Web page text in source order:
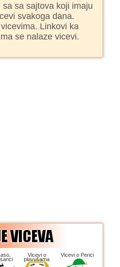
sa sajtova koji imaju
svakoga dana.
Linkovi ka
se nalaze vicevi.
Vicevi o
plavušama
Vicevi o Perici